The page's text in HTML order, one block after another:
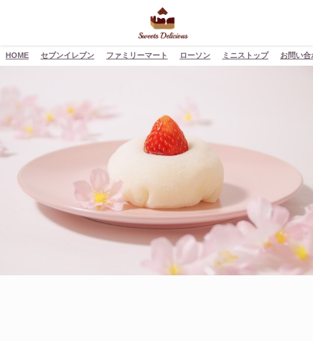
HOME セブンイレブン ファミリーマート ローソン ミニストップ お問い合